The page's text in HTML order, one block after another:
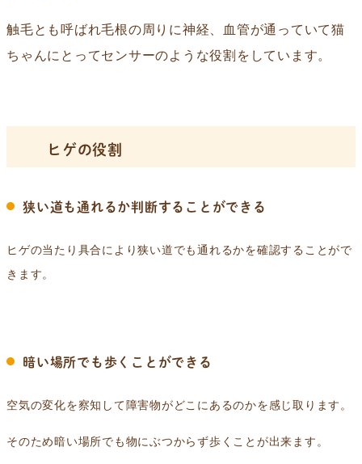
触毛とも呼ばれ毛根の周りに神経、血管が通っていて猫
ちゃんにとってセンサーのような役割をしています。
ヒゲの役割
狭い道も通れるか判断することができる
ヒゲの当たり具合により狭い道でも通れるかを確認することがで
きます。
暗い場所でも歩くことができる
空気の変化を察知して障害物がどこにあるのかを感じ取ります。
そのため暗い場所でも物にぶつからず歩くことが出来ます。